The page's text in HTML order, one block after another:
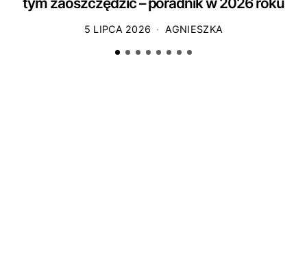
5 LIPCA 2026 AGNIESZKA